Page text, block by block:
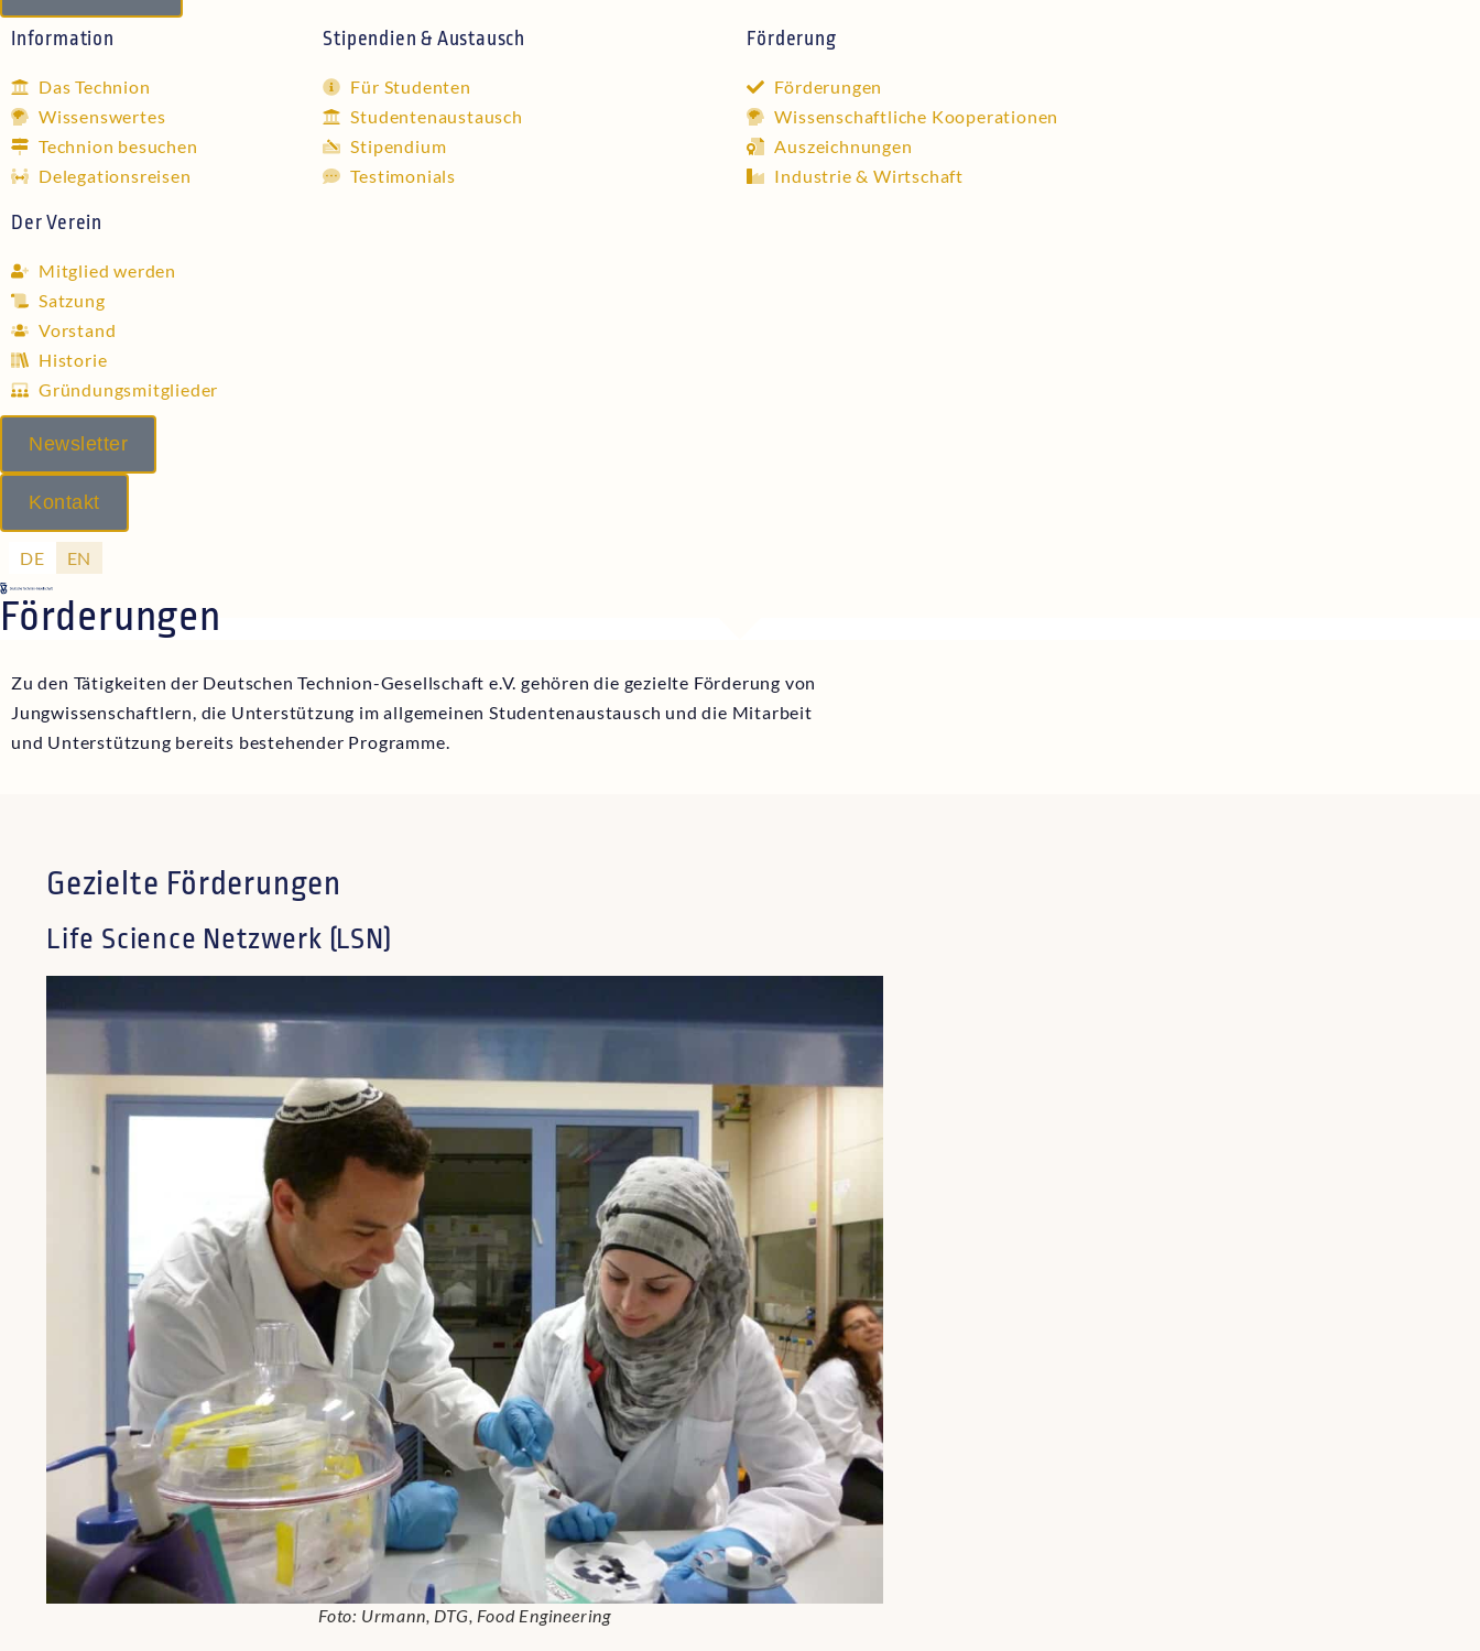
Information
Das Technion
Wissenswertes
Technion besuchen
Delegationsreisen
Stipendien & Austausch
Für Studenten
Studentenaustausch
Stipendium
Testimonials
Förderung
Förderungen
Wissenschaftliche Kooperationen
Auszeichnungen
Industrie & Wirtschaft
Der Verein
Mitglied werden
Satzung
Vorstand
Historie
Gründungsmitglieder
Newsletter
Kontakt
DE EN
Förderungen
Zu den Tätigkeiten der Deutschen Technion-Gesellschaft e.V. gehören die gezielte Förderung von
Jungwissenschaftlern, die Unterstützung im allgemeinen Studentenaustausch und die Mitarbeit
und Unterstützung bereits bestehender Programme.
Gezielte Förderungen
Life Science Netzwerk (LSN)
Foto: Urmann, DTG, Food Engineering